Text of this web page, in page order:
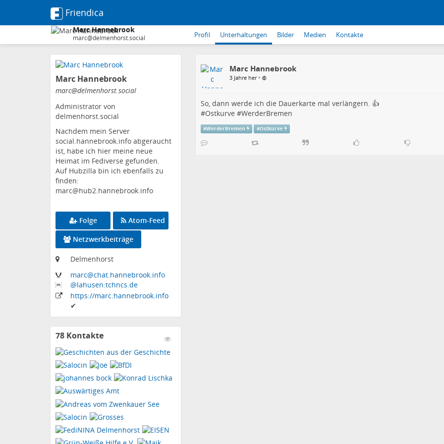
Friendica
Marc Hannebrook
marc@delmenhorst.social Profil Unterhaltungen Bilder Medien Kontakte
Marc Hannebrook
marc@delmenhorst.social
Administrator von
delmenhorst.social
Nachdem mein Server
social.hannebrook.info abgeraucht
ist, habe ich hier meine neue
Heimat im Fediverse gefunden.
Auf Hubzilla bin ich ebenfalls zu
finden:
marc@hub2.hannebrook.info
Folge
Atom-Feed
Netzwerkbeiträge
Delmenhorst
marc@chat.hannebrook.info
@lahusen:tchncs.de
https://marc.hannebrook.info
✔
78 Kontakte
Kontakte
Marc Hannebrook
3 Jahre her •
So, dann werde ich die Dauerkarte mal verlängern. 👍
#Ostkurve #WerderBremen
#WerderBremen #Ostkurve